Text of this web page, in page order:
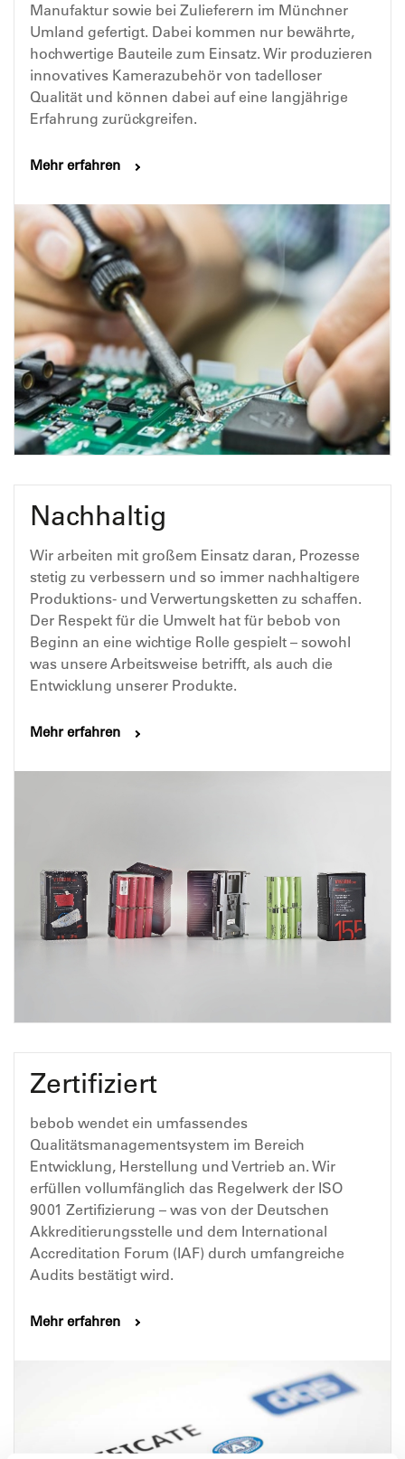
Manufaktur sowie bei Zulieferern im Münchner
Umland gefertigt. Dabei kommen nur bewährte,
hochwertige Bauteile zum Einsatz. Wir produzieren
innovatives Kamerazubehör von tadelloser
Qualität und können dabei auf eine langjährige
Erfahrung zurückgreifen.
Mehr erfahren
Nachhaltig
Wir arbeiten mit großem Einsatz daran, Prozesse
stetig zu verbessern und so immer nachhaltigere
Produktions- und Verwertungsketten zu schaffen.
Der Respekt für die Umwelt hat für bebob von
Beginn an eine wichtige Rolle gespielt – sowohl
was unsere Arbeitsweise betrifft, als auch die
Entwicklung unserer Produkte.
Mehr erfahren
Zertifiziert
bebob wendet ein umfassendes
Qualitätsmanagementsystem im Bereich
Entwicklung, Herstellung und Vertrieb an. Wir
erfüllen vollumfänglich das Regelwerk der ISO
9001 Zertifizierung – was von der Deutschen
Akkreditierungsstelle und dem International
Accreditation Forum (IAF) durch umfangreiche
Audits bestätigt wird.
Mehr erfahren